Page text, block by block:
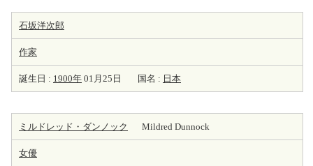
石坂洋次郎
作家
誕生日 : 1900年 01月25日 国名 : 日本
ミルドレッド・ダンノック Mildred Dunnock
女優